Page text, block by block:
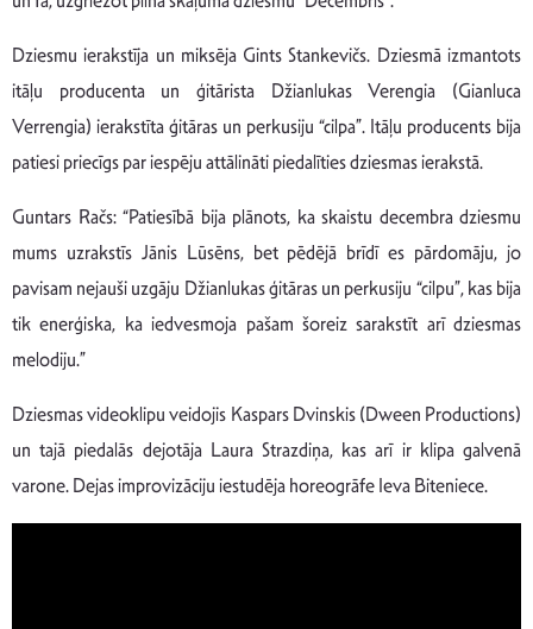
Dziesmu ierakstīja un miksēja Gints Stankevičs. Dziesmā izmantots
itāļu producenta un ģitārista Džianlukas Verengia (Gianluca
Verrengia) ierakstīta ģitāras un perkusiju “cilpa”. Itāļu producents bija
patiesi priecīgs par iespēju attālināti piedalīties dziesmas ierakstā.
Guntars Račs: “Patiesībā bija plānots, ka skaistu decembra dziesmu
mums uzrakstīs Jānis Lūsēns, bet pēdējā brīdī es pārdomāju, jo
pavisam nejauši uzgāju Džianlukas ģitāras un perkusiju “cilpu”, kas bija
tik enerģiska, ka iedvesmoja pašam šoreiz sarakstīt arī dziesmas
melodiju.”
Dziesmas videoklipu veidojis Kaspars Dvinskis (Dween Productions)
un tajā piedalās dejotāja Laura Strazdiņa, kas arī ir klipa galvenā
varone. Dejas improvizāciju iestudēja horeogrāfe Ieva Biteniece.